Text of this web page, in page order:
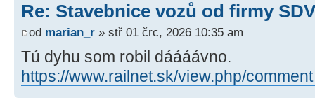
Re: Stavebnice vozů od firmy
od marian_r » stř 01 črc, 2026 10:35 am
Tú dyhu som robil dáááávno.
https://www.railnet.sk/view.php/